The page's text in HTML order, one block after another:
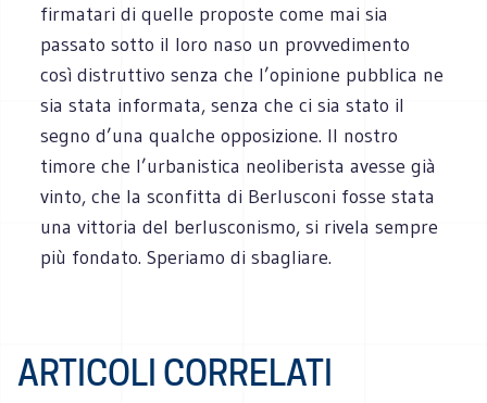
firmatari di quelle proposte come mai sia
passato sotto il loro naso un provvedimento
così distruttivo senza che l’opinione pubblica ne
sia stata informata, senza che ci sia stato il
segno d’una qualche opposizione. Il nostro
timore che l’urbanistica neoliberista avesse già
vinto, che la sconfitta di Berlusconi fosse stata
una vittoria del berlusconismo, si rivela sempre
più fondato. Speriamo di sbagliare.
ARTICOLI CORRELATI